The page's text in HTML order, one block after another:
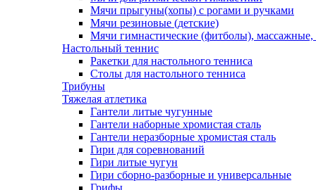
Мячи прыгуны(хопы) с рогами и ручками
Мячи резиновые (детские)
Мячи гимнастические (фитболы),
Настольный теннис
Ракетки для настольного тенниса
Столы для настольного тенниса
Трибуны
Тяжелая атлетика
Гантели литые чугунные
Гантели наборные хромистая сталь
Гантели неразборные хромистая сталь
Гири для соревнований
Гири литые чугун
Гири сборно-разборные и универсальные
Грифы